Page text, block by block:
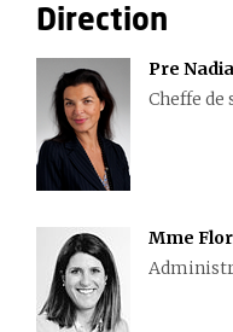
Direction
Pre
Cheffe de
Mme